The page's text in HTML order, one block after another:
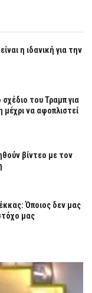
η ιδανική για την
του Τραμπ για
να αφοπλιστεί
βίντεο με τον
Όποιος δεν μας
μας